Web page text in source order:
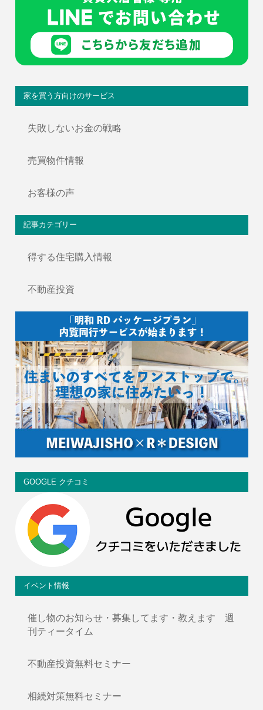
家を買う方向けのサービス
失敗しないお金の戦略
売買物件情報
お客様の声
記事カテゴリー
得する住宅購入情報
不動産投資
GOOGLE クチコミ
イベント情報
催し物のお知らせ・募集してます・教えます 週
刊ティータイム
不動産投資無料セミナー
相続対策無料セミナー